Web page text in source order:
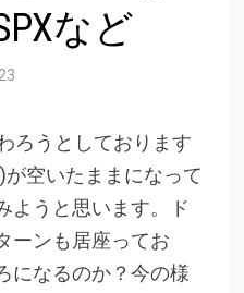
など
ろうとしております
空いたままになって
ようと思います。ド
ーンも居座ってお
になるのか？今の様